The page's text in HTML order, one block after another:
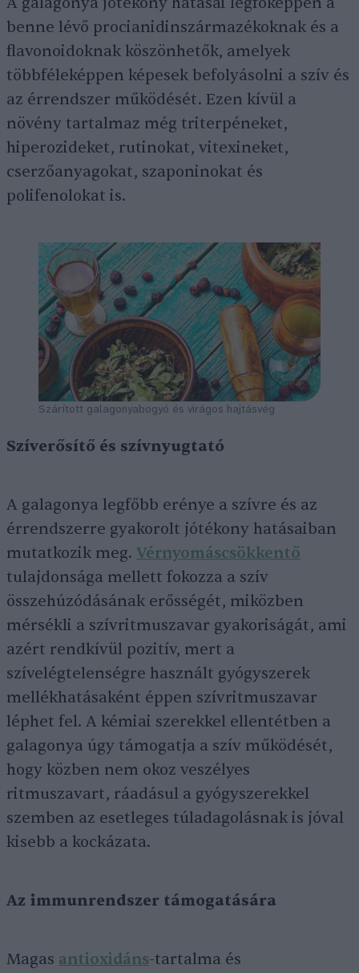
benne lévő procianidinszármazékoknak és a
flavonoidoknak köszönhetők, amelyek
többféleképpen képesek befolyásolni a szív és
az érrendszer működését. Ezen kívül a
növény tartalmaz még triterpéneket,
hiperozideket, rutinokat, vitexineket,
cserzőanyagokat, szaponinokat és
polifenolokat is.
Szárított galagonyabogyó és virágos hajtásvég
Szíverősítő és szívnyugtató
A galagonya legfőbb erénye a szívre és az
érrendszerre gyakorolt jótékony hatásaiban
mutatkozik meg. Vérnyomáscsökkentő
tulajdonsága mellett fokozza a szív
összehúzódásának erősségét, miközben
mérsékli a szívritmuszavar gyakoriságát, ami
azért rendkívül pozitív, mert a
szívelégtelenségre használt gyógyszerek
mellékhatásaként éppen szívritmuszavar
léphet fel. A kémiai szerekkel ellentétben a
galagonya úgy támogatja a szív működését,
hogy közben nem okoz veszélyes
ritmuszavart, ráadásul a gyógyszerekkel
szemben az esetleges túladagolásnak is jóval
kisebb a kockázata.
Az immunrendszer támogatására
Magas antioxidáns-tartalma és